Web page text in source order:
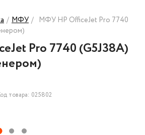
/ МФУ / МФУ HP OfficeJet Pro 7740
Pro 7740 (G5J38A)
товара: 025802